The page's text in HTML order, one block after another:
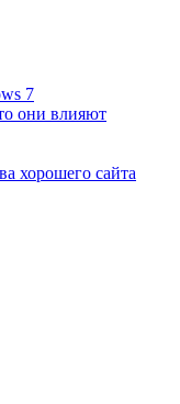
7
они влияют
хорошего сайта